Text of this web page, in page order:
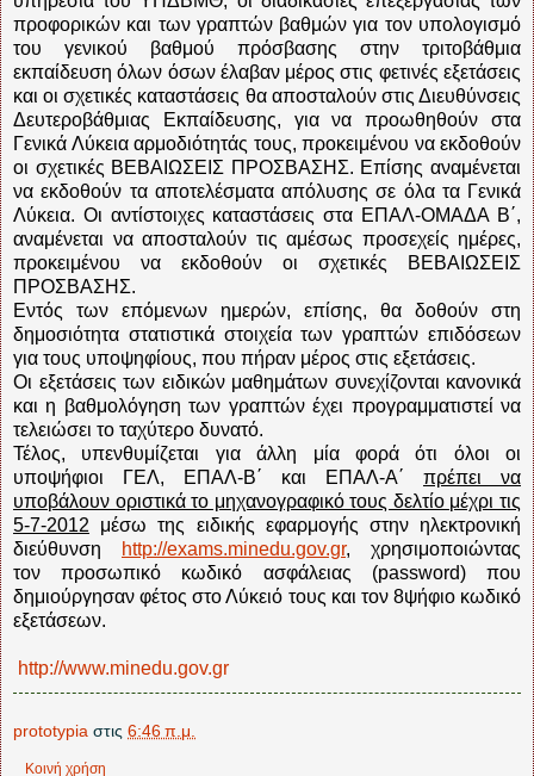
προφορικών και των γραπτών βαθμών για τον υπολογισμό
του γενικού βαθμού πρόσβασης στην τριτοβάθμια
εκπαίδευση όλων όσων έλαβαν μέρος στις φετινές εξετάσεις
και οι σχετικές καταστάσεις θα αποσταλούν στις Διευθύνσεις
Δευτεροβάθμιας Εκπαίδευσης, για να προωθηθούν στα
Γενικά Λύκεια αρμοδιότητάς τους, προκειμένου να εκδοθούν
οι σχετικές ΒΕΒΑΙΩΣΕΙΣ ΠΡΟΣΒΑΣΗΣ. Επίσης αναμένεται
να εκδοθούν τα αποτελέσματα απόλυσης σε όλα τα Γενικά
Λύκεια. Οι αντίστοιχες καταστάσεις στα ΕΠΑΛ-ΟΜΑΔΑ Β΄,
αναμένεται να αποσταλούν τις αμέσως προσεχείς ημέρες,
προκειμένου να εκδοθούν οι σχετικές ΒΕΒΑΙΩΣΕΙΣ
ΠΡΟΣΒΑΣΗΣ.
Εντός των επόμενων ημερών, επίσης, θα δοθούν στη
δημοσιότητα στατιστικά στοιχεία των γραπτών επιδόσεων
για τους υποψηφίους, που πήραν μέρος στις εξετάσεις.
Οι εξετάσεις των ειδικών μαθημάτων συνεχίζονται κανονικά
και η βαθμολόγηση των γραπτών έχει προγραμματιστεί να
τελειώσει το ταχύτερο δυνατό.
Τέλος, υπενθυμίζεται για άλλη μία φορά ότι όλοι οι
υποψήφιοι ΓΕΛ, ΕΠΑΛ-Β΄ και ΕΠΑΛ-Α΄ πρέπει να
υποβάλουν οριστικά το μηχανογραφικό τους δελτίο μέχρι τις
5-7-2012 μέσω της ειδικής εφαρμογής στην ηλεκτρονική
διεύθυνση
http://exams.minedu.gov.gr, χρησιμοποιώντας
τον προσωπικό κωδικό ασφάλειας (password) που
δημιούργησαν φέτος στο Λύκειό τους και τον 8ψήφιο κωδικό
εξετάσεων.
http://www.minedu.gov.gr
prototypia στις 6:46 π.μ.
Κοινή χρήση